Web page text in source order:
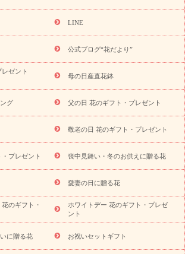
9月の誕生花(リンドウ)
特集 当日配達特急便 お祝い商品一覧
産祝い 退院祝い・快気祝い
ペットのお祝いフラワー
覧
お供え・お悔やみの花
四十九日法要以
ラワー
ペットのお供えフラワー
お盆（新
お祝い返し お見舞い
お取り寄せギフト
宅用 観葉植物 ミディ胡蝶蘭
プリザーブ
ルから探す アレンジメント 花束
スタ
お供え・お悔やみ 胡蝶蘭 胡蝶蘭・花鉢
ミディ胡蝶蘭・お供え
世界初の青色胡蝶蘭
物 産直多肉植物
プリザーブドフラワー
悔やみ 花とセットギフト
セミオーダー
-ハナモア-）
花とみどりのeギフト
カラー ピンク イエローオレンジ
レッ
LINE
公式ブログ“花だより”
ゼント
母の日産直花鉢
グ 父の日 花のギフト・プレゼント
敬老の日 花のギフト・プレゼント
プレゼント 喪中見舞い・冬のお供えに贈る花
愛妻の日に贈る花
のギフト・
ホワイトデー 花のギフト・プレゼ
ント
に贈る花 お祝いセットギフト